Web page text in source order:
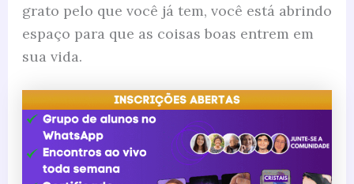
grato pelo que você já tem, você está abrindo
espaço para que as coisas boas entrem em
sua vida.